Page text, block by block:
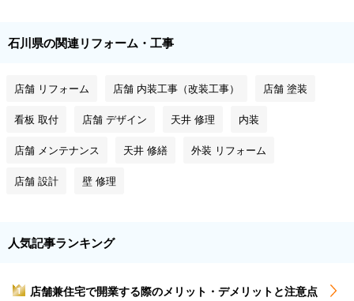
石川県の関連リフォーム・工事
店舗 リフォーム 店舗 内装工事（改装工事） 店舗 塗装
看板 取付 店舗 デザイン 天井 修理 内装
店舗 メンテナンス 天井 修繕 外装 リフォーム
店舗 設計 壁 修理
人気記事ランキング
1 店舗兼住宅で開業する際のメリット・デメリットと注意点